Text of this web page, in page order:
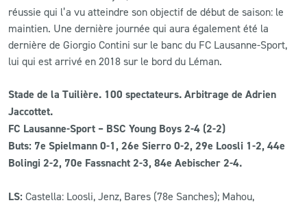
réussie qui l’a vu atteindre son objectif de début de saison: le
maintien. Une dernière journée qui aura également été la
dernière de Giorgio Contini sur le banc du FC Lausanne-Sport,
lui qui est arrivé en 2018 sur le bord du Léman.
Stade de la Tuilière. 100 spectateurs. Arbitrage de Adrien
Jaccottet.
FC Lausanne-Sport – BSC Young Boys2-4 (2-2)
Buts: 7e Spielmann 0-1, 26e Sierro 0-2, 29e Loosli 1-2, 44e
Bolingi 2-2, 70e Fassnacht 2-3, 84e Aebischer 2-4.
LS: Castella: Loosli, Jenz, Bares (78e Sanches); Mahou,